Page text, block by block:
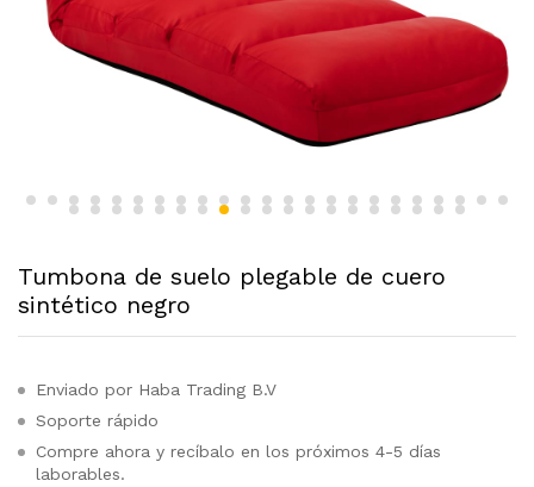
Tumbona de suelo plegable de cuero
sintético negro
Enviado por Haba Trading B.V
Soporte rápido
Compre ahora y recíbalo en los próximos 4-5 días
laborables.